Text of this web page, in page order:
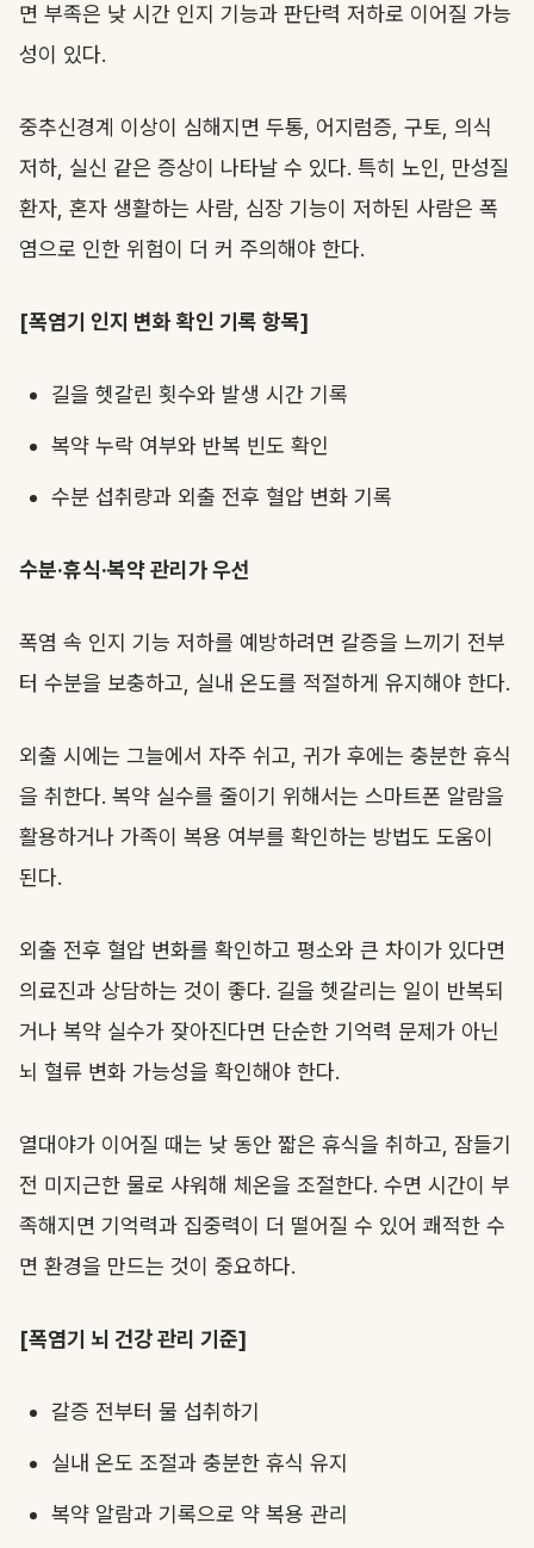
면 부족은 낮 시간 인지 기능과 판단력 저하로 이어질 가능
성이 있다.
중추신경계 이상이 심해지면 두통, 어지럼증, 구토, 의식
저하, 실신 같은 증상이 나타날 수 있다. 특히 노인, 만성질
환자, 혼자 생활하는 사람, 심장 기능이 저하된 사람은 폭
염으로 인한 위험이 더 커 주의해야 한다.
[폭염기 인지 변화 확인 기록 항목]
길을 헷갈린 횟수와 발생 시간 기록
복약 누락 여부와 반복 빈도 확인
수분 섭취량과 외출 전후 혈압 변화 기록
수분·휴식·복약 관리가 우선
폭염 속 인지 기능 저하를 예방하려면 갈증을 느끼기 전부
터 수분을 보충하고, 실내 온도를 적절하게 유지해야 한다.
외출 시에는 그늘에서 자주 쉬고, 귀가 후에는 충분한 휴식
을 취한다. 복약 실수를 줄이기 위해서는 스마트폰 알람을
활용하거나 가족이 복용 여부를 확인하는 방법도 도움이
된다.
외출 전후 혈압 변화를 확인하고 평소와 큰 차이가 있다면
의료진과 상담하는 것이 좋다. 길을 헷갈리는 일이 반복되
거나 복약 실수가 잦아진다면 단순한 기억력 문제가 아닌
뇌 혈류 변화 가능성을 확인해야 한다.
열대야가 이어질 때는 낮 동안 짧은 휴식을 취하고, 잠들기
전 미지근한 물로 샤워해 체온을 조절한다. 수면 시간이 부
족해지면 기억력과 집중력이 더 떨어질 수 있어 쾌적한 수
면 환경을 만드는 것이 중요하다.
[폭염기 뇌 건강 관리 기준]
갈증 전부터 물 섭취하기
실내 온도 조절과 충분한 휴식 유지
복약 알람과 기록으로 약 복용 관리